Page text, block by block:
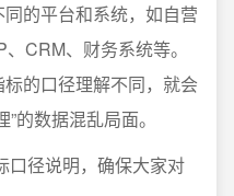
的平台和系统，如自营
CRM、财务系统等。
的口径理解不同，就会
的数据混乱局面。
口径说明，确保大家对